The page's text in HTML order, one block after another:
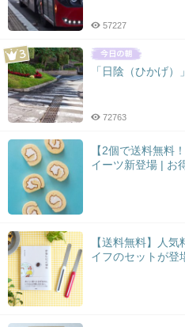
57227
「日陰（ひかげ
72763
【2個で送料無料
イーツ新登場 | お
【送料無料】人
イフのセットが登